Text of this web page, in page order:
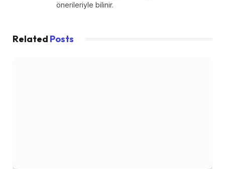
önerileriyle bilinir.
Related Posts